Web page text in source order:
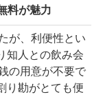
料が魅力
が、利便性とい
知人との飲み会
の用意が不要で
り勘がとても便